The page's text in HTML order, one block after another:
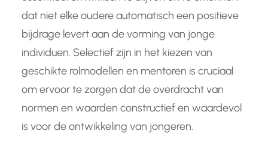
dat niet elke oudere automatisch een positieve
bijdrage levert aan de vorming van jonge
individuen. Selectief zijn in het kiezen van
geschikte rolmodellen en mentoren is cruciaal
om ervoor te zorgen dat de overdracht van
normen en waarden constructief en waardevol
is voor de ontwikkeling van jongeren.